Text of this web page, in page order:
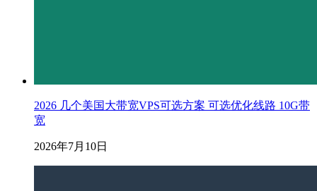
2026 几个美国大带宽VPS可选方案 可选优化线路 10G带
宽
2026年7月10日